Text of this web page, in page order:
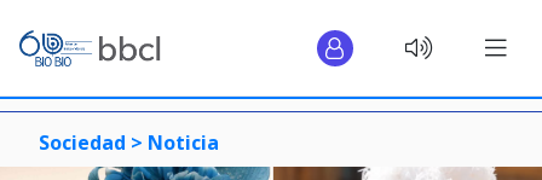
Sociedad > Noticia